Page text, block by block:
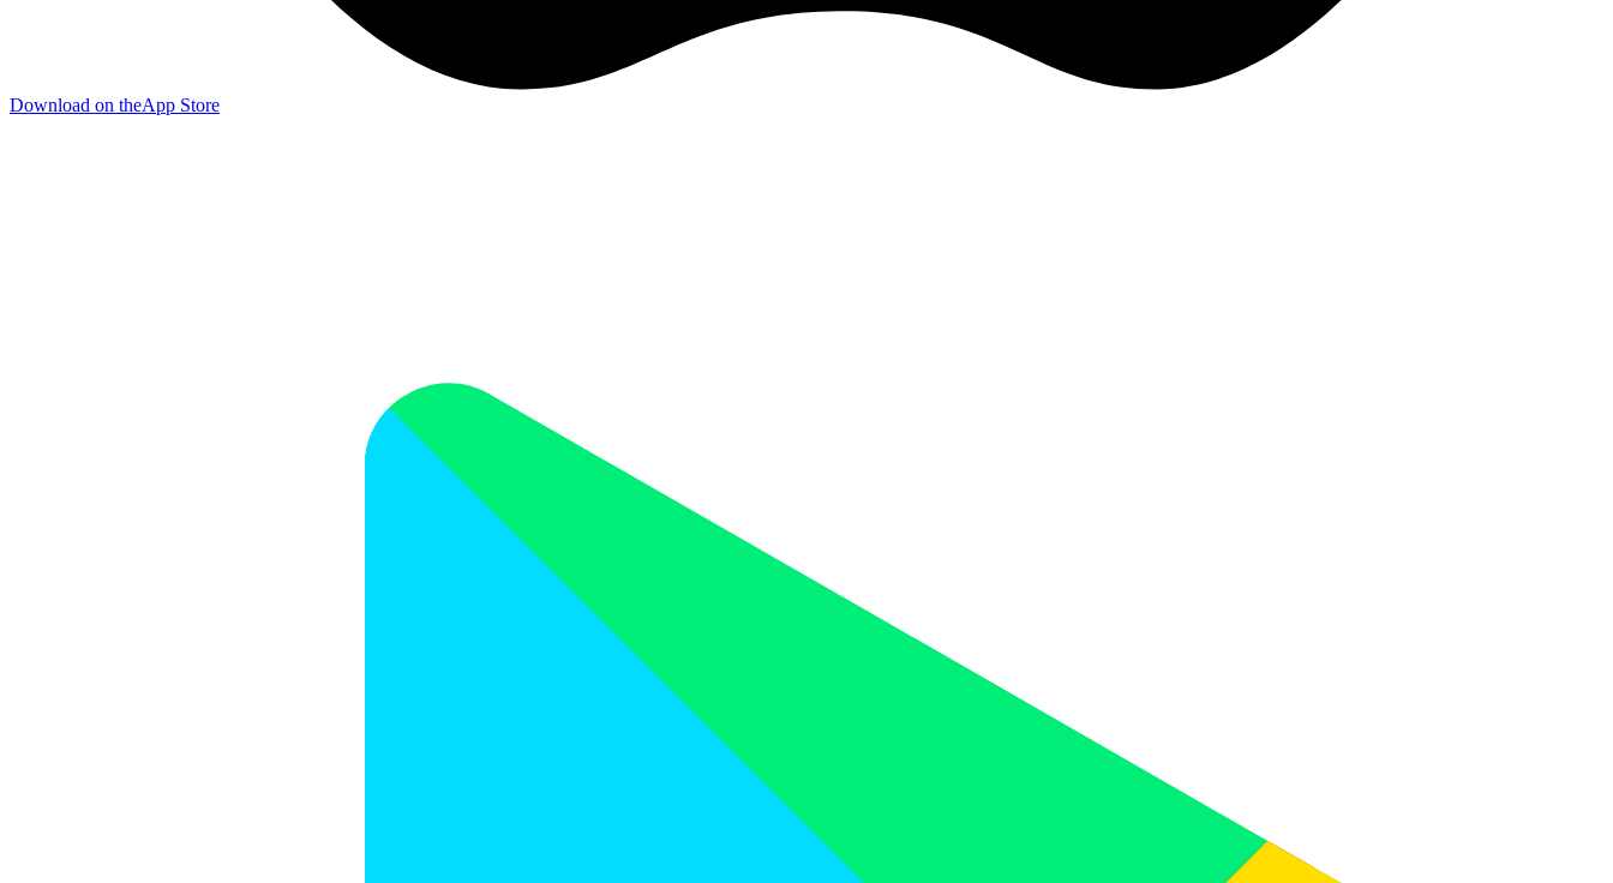
Download on theApp Store